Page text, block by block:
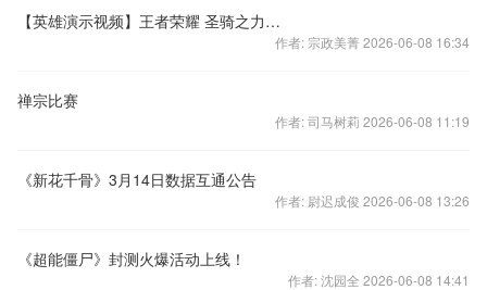
【英雄演示视频】王者荣耀 圣骑之力亚瑟演示视频
作者: 宗政美菁 2026-06-08 16:34
禅宗比赛
作者: 司马树莉 2026-06-08 11:19
《新花千骨》3月14日数据互通公告
作者: 尉迟成俊 2026-06-08 13:26
《超能僵尸》封测火爆活动上线！
作者: 沈园全 2026-06-08 14:41